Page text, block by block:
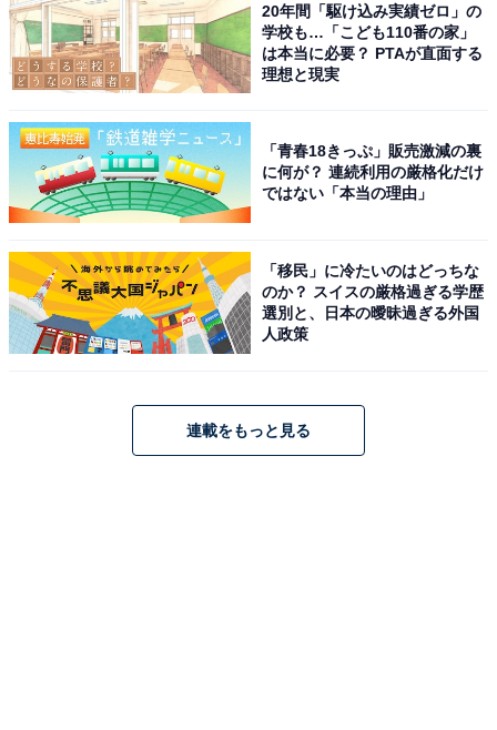
まずは深い色合いの「レッド」から飲んでみました。紅
を感じつつ、アールグレイティーやウーロン茶とは異な
り、香りや渋みの主張は控えめ。これが「食事に合う」
要素なのかもしれません。
20年間「駆け込み実績ゼロ」の
学校も…「こども110番の家」
は本当に必要？ PTAが直面する
理想と現実
「青春18きっぷ」販売激減の裏
に何が？ 連続利用の厳格化だけ
ではない「本当の理由」
「移民」に冷たいのはどっちな
のか？ スイスの厳格過ぎる学歴
選別と、日本の曖昧過ぎる外国
人政策
連載をもっと見る